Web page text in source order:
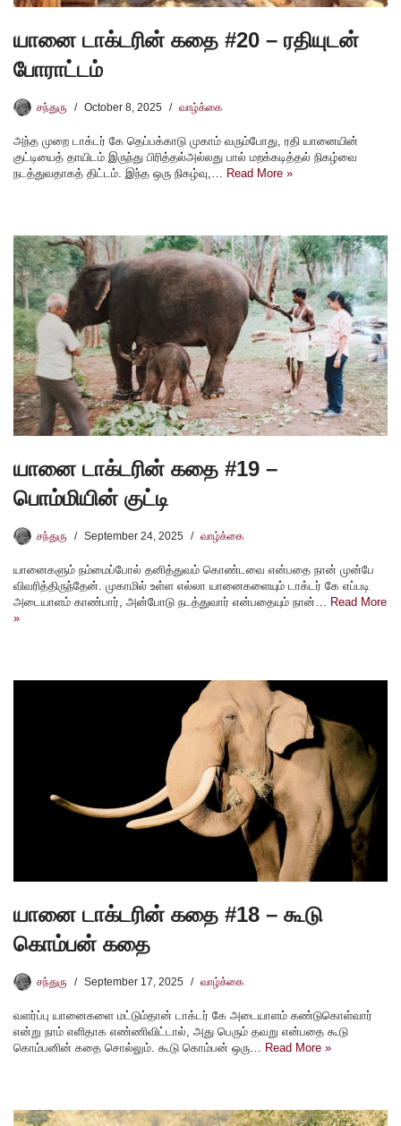
யானை டாக்டரின் கதை #20 – ரதியுடன்
போராட்டம்
சந்துரு October 8, 2025 வாழ்க்கை
அந்த முறை டாக்டர் கே தெப்பக்காடு முகாம் வரும்போது, ரதி யானையின்
குட்டியைத் தாயிடம் இருந்து பிரித்தல்அல்லது பால் மறக்கடித்தல் நிகழ்வை
நடத்துவதாகத் திட்டம். இந்த ஒரு நிகழ்வு,… Read More »
யானை டாக்டரின் கதை #19 –
பொம்மியின் குட்டி
சந்துரு September 24, 2025 வாழ்க்கை
யானைகளும் நம்மைப்போல் தனித்துவம் கொண்டவை என்பதை நான் முன்பே
விவரித்திருந்தேன். முகாமில் உள்ள எல்லா யானைகளையும் டாக்டர் கே எப்படி
அடையாளம் காண்பார், அன்போடு நடத்துவார் என்பதையும் நான்… Read More
»
யானை டாக்டரின் கதை #18 – கூடு
கொம்பன் கதை
சந்துரு September 17, 2025 வாழ்க்கை
வளர்ப்பு யானைகளை மட்டும்தான் டாக்டர் கே அடையாளம் கண்டுகொள்வார்
என்று நாம் எளிதாக எண்ணிவிட்டால், அது பெரும் தவறு என்பதை கூடு
கொம்பனின் கதை சொல்லும். கூடு கொம்பன் ஒரு…
Read More »